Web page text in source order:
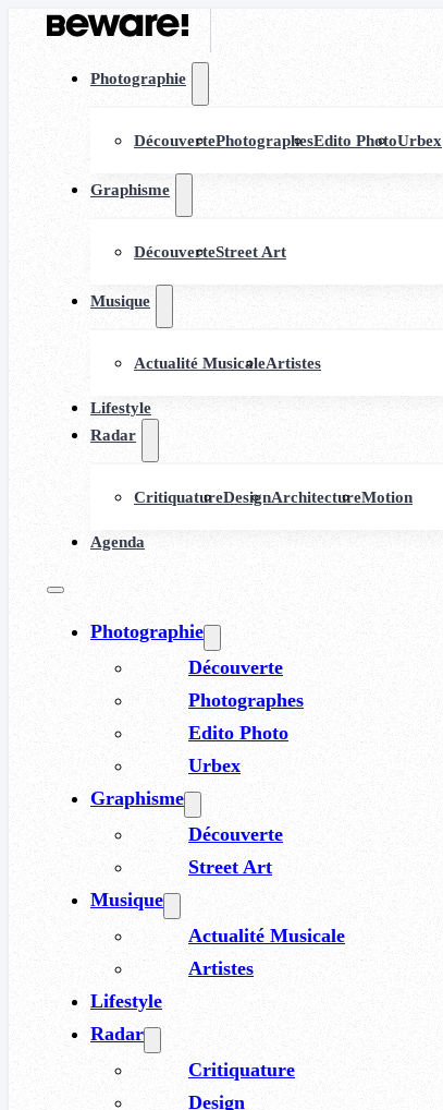
Photographie
DécouvertePhotographesEdito PhotoUrbex
Graphisme
DécouverteStreet Art
Musique
Actualité MusicaleArtistes
Lifestyle
Radar
CritiquatureDesignArchitectureMotion
Agenda
Photographie
Découverte
Photographes
Edito Photo
Urbex
Graphisme
Découverte
Street Art
Musique
Actualité Musicale
Artistes
Lifestyle
Radar
Critiquature
Design